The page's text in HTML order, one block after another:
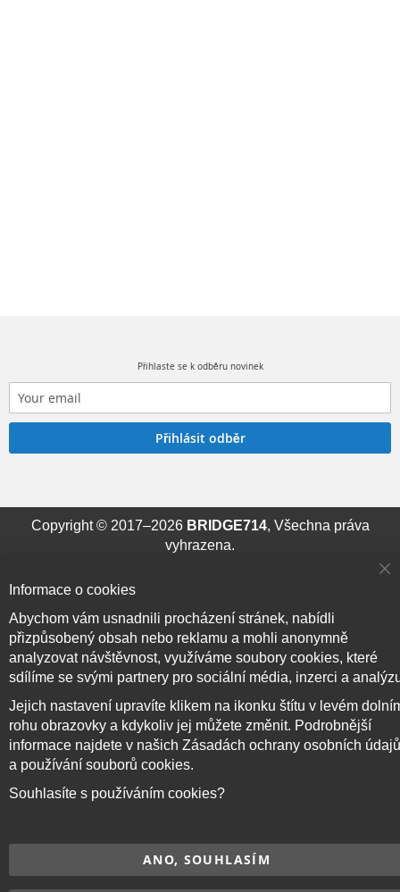
Přihlaste se k odběru novinek
Přihlásit odběr
Copyright © 2017–2026 BRIDGE714, Všechna práva
vyhrazena.
Informace o cookies
Abychom vám usnadnili procházení stránek, nabídli
přizpůsobený obsah nebo reklamu a mohli anonymně
analyzovat návštěvnost, využíváme soubory cookies, které
sdílíme se svými partnery pro sociální média, inzerci a
Jejich nastavení upravíte klikem na ikonku štítu v levém
rohu obrazovky a kdykoliv jej můžete změnit. Podrobnější
informace najdete v našich Zásadách ochrany osobních údajů
a používání souborů cookies.
Souhlasíte s používáním cookies?
ANO, SOUHLASÍM